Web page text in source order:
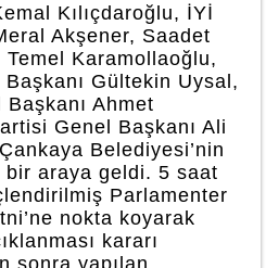
Kılıçdaroğlu, İYİ
Akşener, Saadet
Karamollaoğlu,
Gültekin Uysal,
Ahmet
Genel Başkanı Ali
Belediyesi’nin
bir araya geldi. 5 saat
Parlamenter
nokta koyarak
kararı
sonra yapılan